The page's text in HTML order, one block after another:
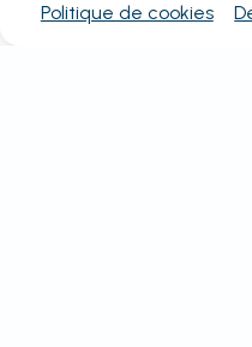
Politique de cookies